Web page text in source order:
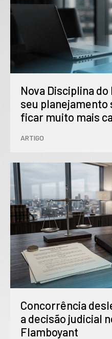
Nova Disciplina do
seu planejamento
ficar muito mais
ARTIGO
Concorrência
a decisão judicial
Flamboyant